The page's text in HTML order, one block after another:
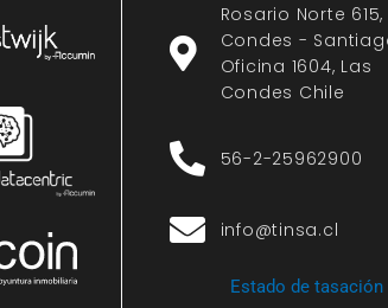
Rosario Norte 615,
Condes -
Oficina 1604, Las
Condes Chile
56-2-25962900
info@tinsa.cl
Estado de tasación